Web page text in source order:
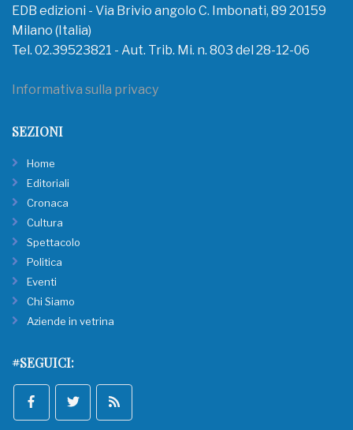
EDB edizioni - Via Brivio angolo C. Imbonati, 89 20159
Milano (Italia)
Tel. 02.39523821 - Aut. Trib. Mi. n. 803 del 28-12-06
Informativa sulla privacy
SEZIONI
Home
Editoriali
Cronaca
Cultura
Spettacolo
Politica
Eventi
Chi Siamo
Aziende in vetrina
#SEGUICI: